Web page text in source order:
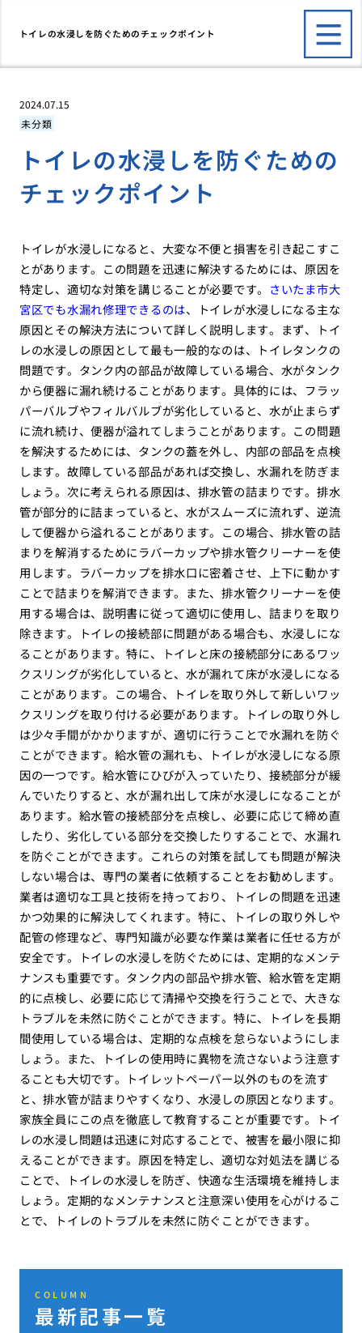
トイレの水浸しを防ぐためのチェックポイント
2024.07.15
未分類
トイレの水浸しを防ぐための
チェックポイント
トイレが水浸しになると、大変な不便と損害を引き起こすこ
とがあります。この問題を迅速に解決するためには、原因を
特定し、適切な対策を講じることが必要です。 さいたま市大
宮区でも水漏れ修理できるのは、トイレが水浸しになる主な
原因とその解決方法について詳しく説明します。まず、トイ
レの水浸しの原因として最も一般的なのは、トイレタンクの
問題です。タンク内の部品が故障している場合、水がタンク
から便器に漏れ続けることがあります。具体的には、フラッ
パーバルブやフィルバルブが劣化していると、水が止まらず
に流れ続け、便器が溢れてしまうことがあります。この問題
を解決するためには、タンクの蓋を外し、内部の部品を点検
します。故障している部品があれば交換し、水漏れを防ぎま
しょう。次に考えられる原因は、排水管の詰まりです。排水
管が部分的に詰まっていると、水がスムーズに流れず、逆流
して便器から溢れることがあります。この場合、排水管の詰
まりを解消するためにラバーカップや排水管クリーナーを使
用します。ラバーカップを排水口に密着させ、上下に動かす
ことで詰まりを解消できます。また、排水管クリーナーを使
用する場合は、説明書に従って適切に使用し、詰まりを取り
除きます。トイレの接続部に問題がある場合も、水浸しにな
ることがあります。特に、トイレと床の接続部分にあるワッ
クスリングが劣化していると、水が漏れて床が水浸しになる
ことがあります。この場合、トイレを取り外して新しいワッ
クスリングを取り付ける必要があります。トイレの取り外し
は少々手間がかかりますが、適切に行うことで水漏れを防ぐ
ことができます。給水管の漏れも、トイレが水浸しになる原
因の一つです。給水管にひびが入っていたり、接続部分が緩
んでいたりすると、水が漏れ出して床が水浸しになることが
あります。給水管の接続部分を点検し、必要に応じて締め直
したり、劣化している部分を交換したりすることで、水漏れ
を防ぐことができます。これらの対策を試しても問題が解決
しない場合は、専門の業者に依頼することをお勧めします。
業者は適切な工具と技術を持っており、トイレの問題を迅速
かつ効果的に解決してくれます。特に、トイレの取り外しや
配管の修理など、専門知識が必要な作業は業者に任せる方が
安全です。トイレの水浸しを防ぐためには、定期的なメンテ
ナンスも重要です。タンク内の部品や排水管、給水管を定期
的に点検し、必要に応じて清掃や交換を行うことで、大きな
トラブルを未然に防ぐことができます。特に、トイレを長期
間使用している場合は、定期的な点検を怠らないようにしま
しょう。また、トイレの使用時に異物を流さないよう注意す
ることも大切です。トイレットペーパー以外のものを流す
と、排水管が詰まりやすくなり、水浸しの原因となります。
家族全員にこの点を徹底して教育することが重要です。トイ
レの水浸し問題は迅速に対応することで、被害を最小限に抑
えることができます。原因を特定し、適切な対処法を講じる
ことで、トイレの水浸しを防ぎ、快適な生活環境を維持しま
しょう。定期的なメンテナンスと注意深い使用を心がけるこ
とで、トイレのトラブルを未然に防ぐことができます。
COLUMN
最新記事一覧